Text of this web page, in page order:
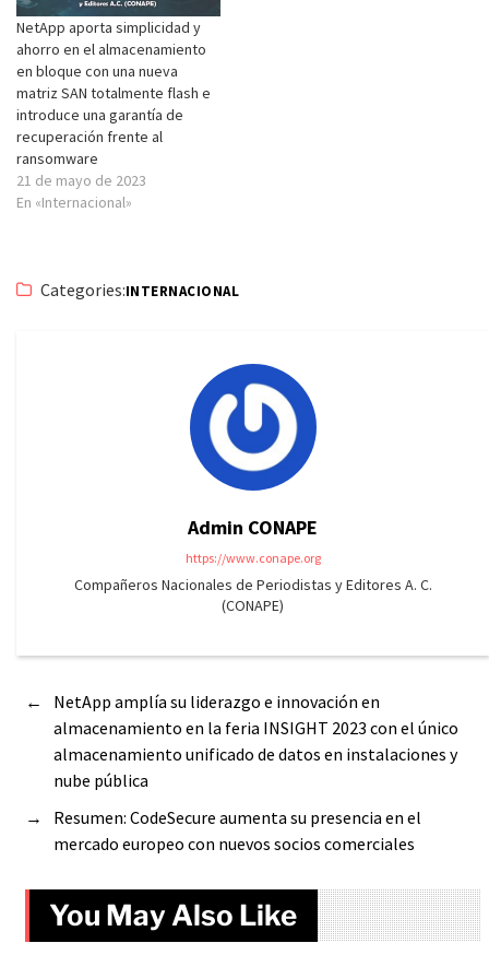
NetApp aporta simplicidad y
ahorro en el almacenamiento
en bloque con una nueva
matriz SAN totalmente flash e
introduce una garantía de
recuperación frente al
ransomware
21 de mayo de 2023
En «Internacional»
Categories:INTERNACIONAL
Admin CONAPE
https://www.conape.org
Compañeros Nacionales de Periodistas y Editores A. C.
(CONAPE)
←
NetApp amplía su liderazgo e innovación en
almacenamiento en la feria INSIGHT 2023 con el único
almacenamiento unificado de datos en instalaciones y
nube pública
→
Resumen: CodeSecure aumenta su presencia en el
mercado europeo con nuevos socios comerciales
You May Also Like